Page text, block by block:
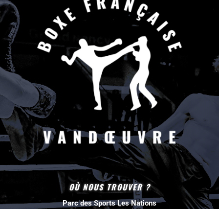
OÙ NOUS TROUVER ?
Parc des Sports Les Nations